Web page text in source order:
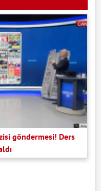
göndermesi! Ders